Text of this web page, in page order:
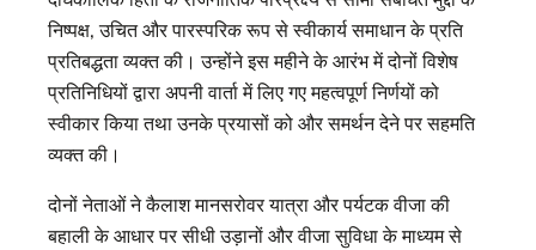
निष्पक्ष, उचित और पारस्परिक रूप से स्वीकार्य समाधान के प्रति
प्रतिबद्धता व्यक्त की। उन्होंने इस महीने के आरंभ में दोनों विशेष
प्रतिनिधियों द्वारा अपनी वार्ता में लिए गए महत्वपूर्ण निर्णयों को
स्वीकार किया तथा उनके प्रयासों को और समर्थन देने पर सहमति
व्यक्त की।
दोनों नेताओं ने कैलाश मानसरोवर यात्रा और पर्यटक वीजा की
बहाली के आधार पर सीधी उड़ानों और वीजा सुविधा के माध्यम से